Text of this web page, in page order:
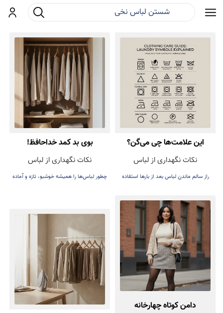
ورودجست و جو
این علامت‌ها چی می‌گن؟
نکات نگهداری از لباس
راز سالم ماندن لباس بعد از بارها استفاده
بوی بد کمد خداحافظ!
نکات نگهداری از لباس
چطور لباس‌ها را همیشه خوشبو، تازه و آماده
دامن کوتاه چهارخانه